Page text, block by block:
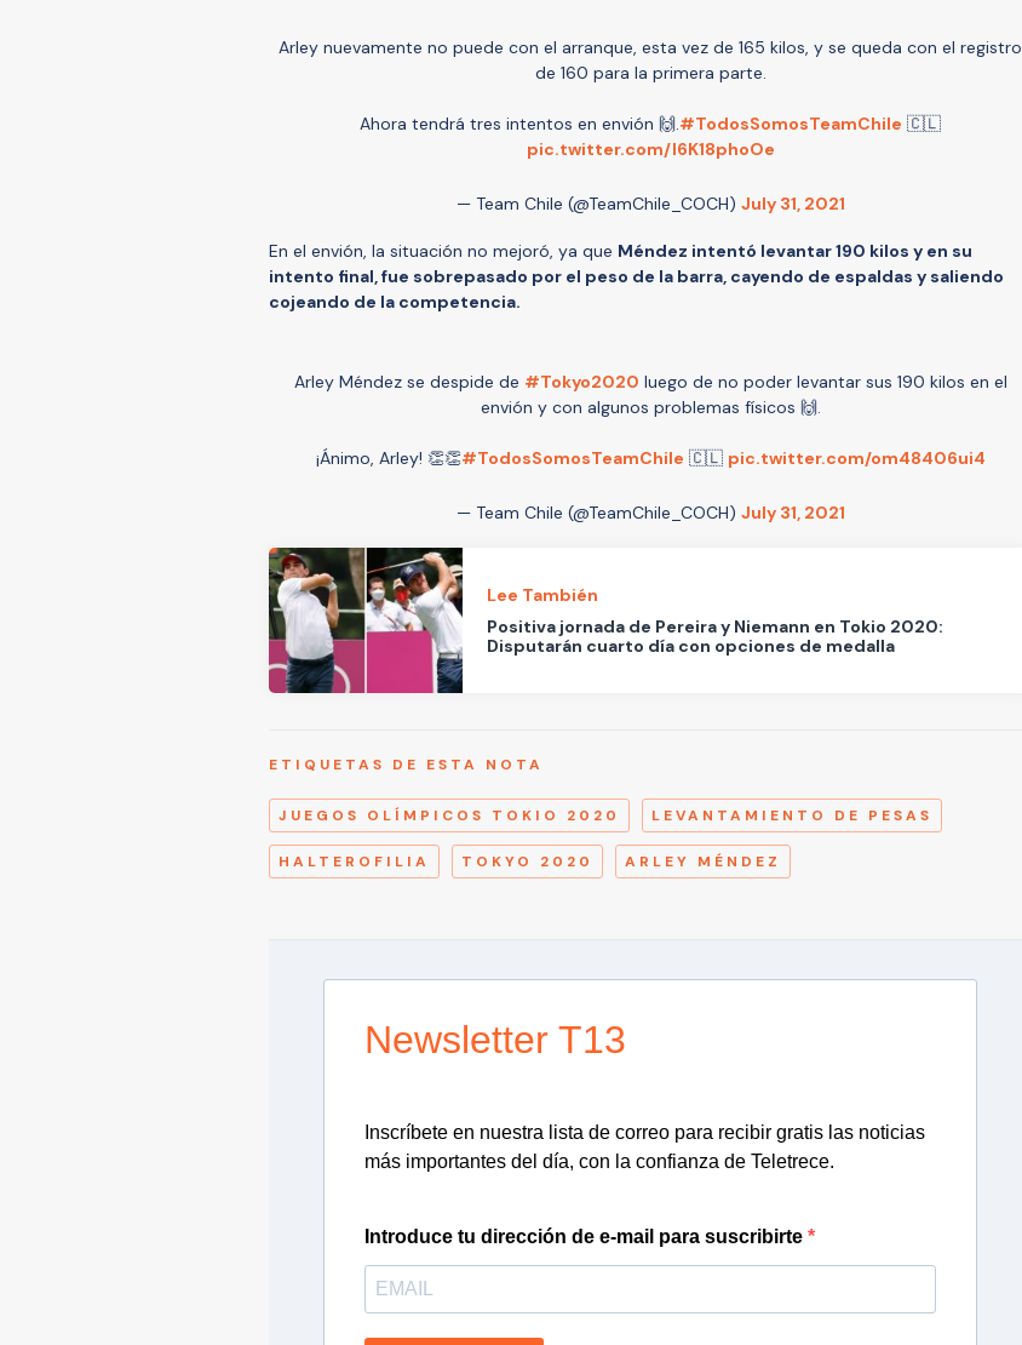
Arley nuevamente no puede con el arranque, esta vez de 165 kilos, y se queda con el registro
de 160 para la primera parte.
Ahora tendrá tres intentos en envión 🙌.#TodosSomosTeamChile 🇨🇱
pic.twitter.com/I6K18phoOe
— Team Chile (@TeamChile_COCH) July 31, 2021
En el envión, la situación no mejoró, ya que Méndez intentó levantar 190 kilos y en su
intento final, fue sobrepasado por el peso de la barra, cayendo de espaldas y saliendo
cojeando de la competencia.
Arley Méndez se despide de #Tokyo2020 luego de no poder levantar sus 190 kilos en el
envión y con algunos problemas físicos 🙌.
¡Ánimo, Arley! 👏👏#TodosSomosTeamChile 🇨🇱 pic.twitter.com/om48406ui4
— Team Chile (@TeamChile_COCH) July 31, 2021
Lee También
Positiva jornada de Pereira y Niemann en Tokio 2020:
Disputarán cuarto día con opciones de medalla
ETIQUETAS DE ESTA NOTA
JUEGOS OLÍMPICOS TOKIO 2020 LEVANTAMIENTO DE PESAS
HALTEROFILIA TOKYO 2020 ARLEY MÉNDEZ
Newsletter T13
Inscríbete en nuestra lista de correo para recibir gratis las noticias
más importantes del día, con la confianza de Teletrece.
Introduce tu dirección de e-mail para suscribirte